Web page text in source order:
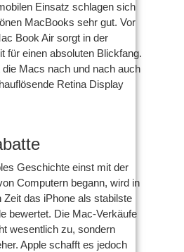
Einsatz schlagen sich
MacBooks sehr gut. Vor
Book Air sorgt in der
für einen absoluten Blickfang.
die Macs nach und nach auch
Retina Display
Geschichte einst mit der
Computern begann, wird in
Zeit das iPhone als stabilste
bewertet. Die Mac-Verkäufe
wesentlich zu, sondern
Apple schafft es jedoch